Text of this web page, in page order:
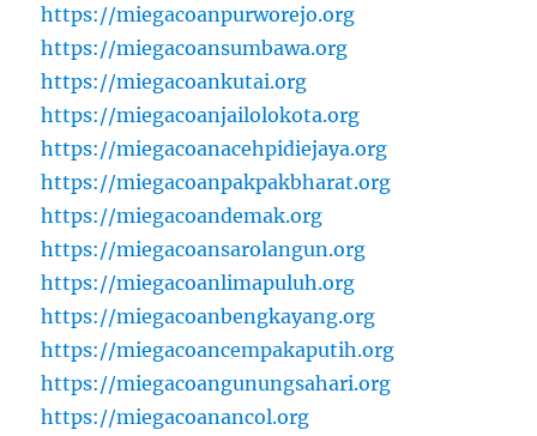
https://miegacoanpurworejo.org
https://miegacoansumbawa.org
https://miegacoankutai.org
https://miegacoanjailolokota.org
https://miegacoanacehpidiejaya.org
https://miegacoanpakpakbharat.org
https://miegacoandemak.org
https://miegacoansarolangun.org
https://miegacoanlimapuluh.org
https://miegacoanbengkayang.org
https://miegacoancempakaputih.org
https://miegacoangunungsahari.org
https://miegacoanancol.org